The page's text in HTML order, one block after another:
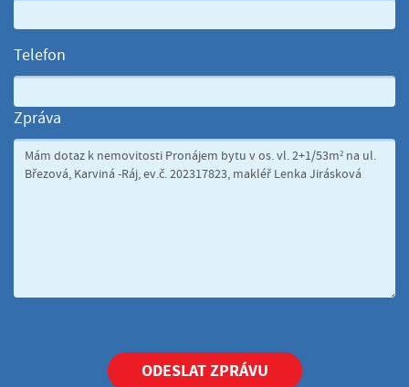
Telefon
Zpráva
ODESLAT ZPRÁVU